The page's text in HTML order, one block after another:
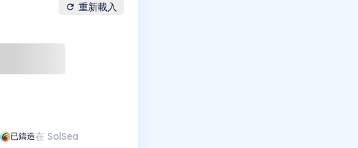
重新載入
已鑄造在 SolSea